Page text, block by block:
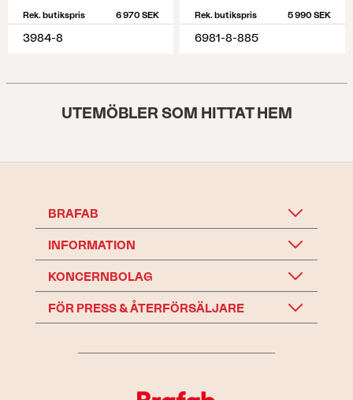
Rek. butikspris 6 970 SEK
3984-8
Rek. butikspris 5 990 SEK
6981-8-885
UTEMÖBLER SOM HITTAT HEM
BRAFAB
INFORMATION
KONCERNBOLAG
FÖR PRESS & ÅTERFÖRSÄLJARE